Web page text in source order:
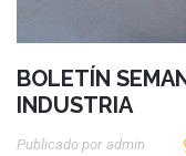
BOLETÍN
INDUSTRIA
Publicado por Admin